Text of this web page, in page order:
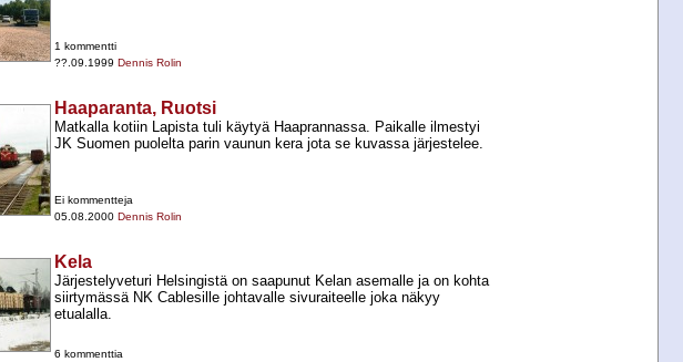
1 kommentti
??.09.1999 Dennis Rolin
Haaparanta, Ruotsi
Matkalla kotiin Lapista tuli käytyä Haaprannassa. Paikalle ilmestyi
JK Suomen puolelta parin vaunun kera jota se kuvassa järjestelee.
Ei kommentteja
05.08.2000 Dennis Rolin
Kela
Järjestelyveturi Helsingistä on saapunut Kelan asemalle ja on kohta
siirtymässä NK Cablesille johtavalle sivuraiteelle joka näkyy
etualalla.
6 kommenttia